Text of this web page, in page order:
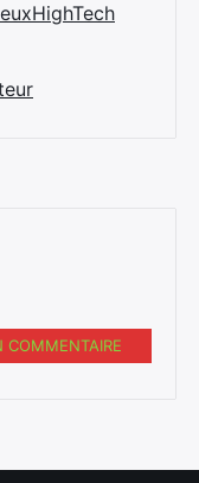
COMMENTAIRE